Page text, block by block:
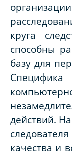
круга
способны
базу для
действий.
качества и